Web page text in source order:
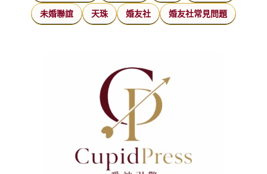
未婚聯誼 天珠 婚友社 婚友社常見問題